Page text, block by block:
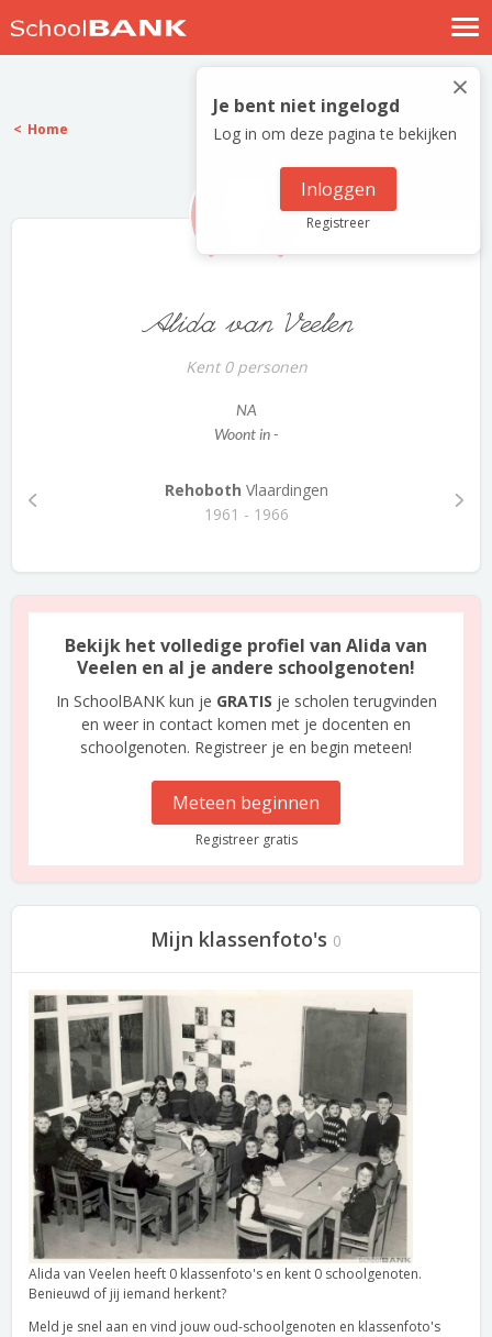
Nostalgische verhalen
Log in
Meld je gratis aan
×
Je bent niet ingelogd
Log in om deze pagina te bekijken
Inloggen
Registreer
Home
Alida van Veelen
Kent 0 personen
NA
Woont in -
Rehoboth Vlaardingen
1961 - 1966
Bekijk het volledige profiel van Alida van
Veelen en al je andere schoolgenoten!
In SchoolBANK kun je GRATIS je scholen terugvinden
en weer in contact komen met je docenten en
schoolgenoten. Registreer je en begin meteen!
Meteen beginnen
Registreer gratis
Mijn klassenfoto's 0
Alida van Veelen heeft 0 klassenfoto's en kent 0 schoolgenoten.
Benieuwd of jij iemand herkent?
Meld je snel aan en vind jouw oud-schoolgenoten en klassenfoto's